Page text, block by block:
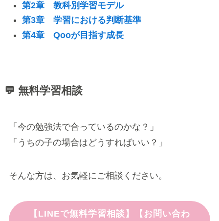
第2章 教科別学習モデル
第3章 学習における判断基準
第4章 Qooが目指す成長
💬 無料学習相談
「今の勉強法で合っているのかな？」
「うちの子の場合はどうすればいい？」
そんな方は、お気軽にご相談ください。
【LINEで無料学習相談】【お問い合わ